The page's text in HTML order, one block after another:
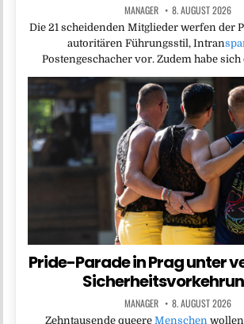
MANAGER 8. AUGUST 2026
Die 21 scheidenden Mitglieder werfen der
autoritären Führungsstil, Intran
Postengeschacher vor. Zudem habe sich
Pride-Parade in Prag unter
MANAGER 8. AUGUST 2026
Zehntausende queere Menschen wollen